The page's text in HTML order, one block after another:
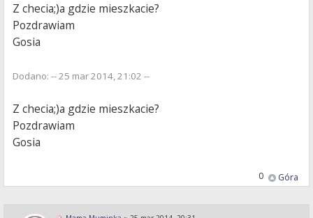
Z checia;)a gdzie mieszkacie?
Pozdrawiam
Gosia
Dodano: -- 25 mar 2014, 21:02 --
Z checia;)a gdzie mieszkacie?
Pozdrawiam
Gosia
Góra
0